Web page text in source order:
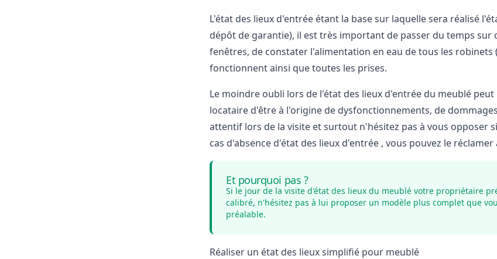
L'état des lieux d'entrée étant la base sur laquelle sera réalisé
dépôt de garantie), il est très important de passer du temps
fenêtres, de constater l'alimentation en eau de tous les
fonctionnent ainsi que toutes les prises.
Le moindre oubli lors de l'état des lieux d'entrée du meublé
locataire d'être à l'origine de dysfonctionnements, de
attentif lors de la visite et surtout n'hésitez pas à vous opposer
cas d'absence d'état des lieux d'entrée , vous pouvez le
Et pourquoi pas ?
Si le jour de la visite d'état des lieux du meublé votre propriétaire
calibré, n'hésitez pas à lui proposer un modèle plus complet que
préalable.
Réaliser un état des lieux simplifié pour meublé